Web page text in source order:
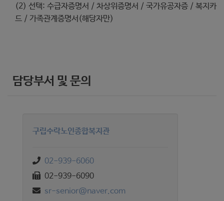
(2) 선택: 수급자증명서 / 차상위증명서 / 국가유공자증 / 복지카
드 / 가족관계증명서(해당자만)
담당부서 및 문의
구립수락노인종합복지관
02-939-6060
02-939-6090
sr-senior@naver.com